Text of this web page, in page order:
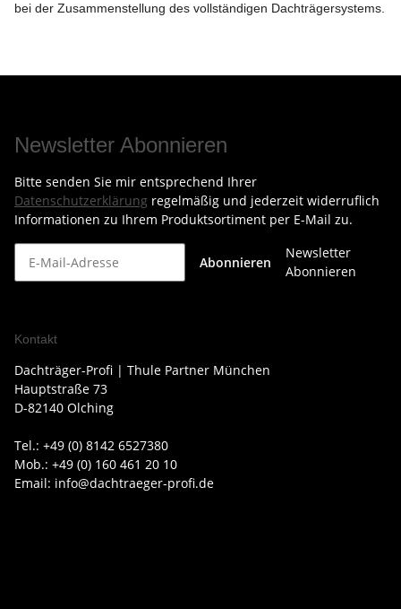
bei der Zusammenstellung des vollständigen Dachträgersystems.
Newsletter Abonnieren
Bitte senden Sie mir entsprechend Ihrer
Datenschutzerklärung regelmäßig und jederzeit widerruflich
Informationen zu Ihrem Produktsortiment per E-Mail zu.
Abonnieren
Newsletter
Abonnieren
Kontakt
Dachträger-Profi | Thule Partner München
Hauptstraße 73
D-82140 Olching
Tel.: +49 (0) 8142 6527380
Mob.: +49 (0) 160 461 20 10
Email: info@dachtraeger-profi.de